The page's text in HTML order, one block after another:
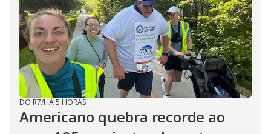
DO R7/HÁ 5 HORAS
Americano quebra recorde ao